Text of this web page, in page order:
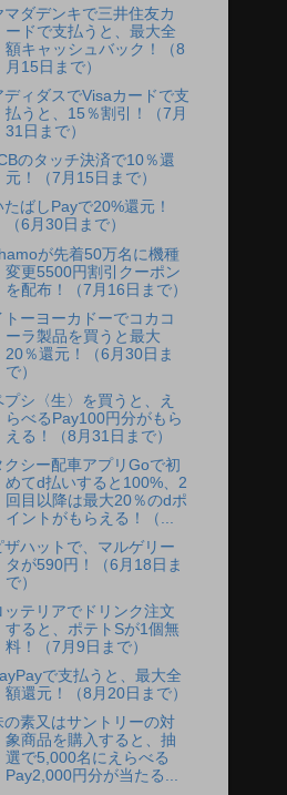
マダデンキで三井住友カ
ードで支払うと、最大全
額キャッシュバック！（8
月15日まで）
ディダスでVisaカードで支
払うと、15％割引！（7月
31日まで）
のタッチ決済で10％還
元！（7月15日まで）
たばしPayで20%還元！
（6月30日まで）
が先着50万名に機種
変更5500円割引クーポン
を配布！（7月16日まで）
トーヨーカドーでコカコ
ーラ製品を買うと最大
20％還元！（6月30日ま
で）
プシ〈生〉を買うと、え
らべるPay100円分がもら
える！（8月31日まで）
クシー配車アプリGoで初
めてd払いすると100%、2
回目以降は最大20％のdポ
イントがもらえる！（...
ザハットで、マルゲリー
タが590円！（6月18日ま
で）
ッテリアでドリンク注文
すると、ポテトSが1個無
料！（7月9日まで）
で支払うと、最大全
額還元！（8月20日まで）
の素又はサントリーの対
象商品を購入すると、抽
選で5,000名にえらべる
Pay2,000円分が当たる...